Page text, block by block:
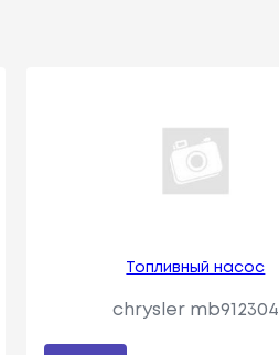
Топливный насос
chrysler mb912304